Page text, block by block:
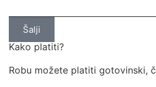
Šalji
Kako platiti?
Robu možete platiti gotovinski,